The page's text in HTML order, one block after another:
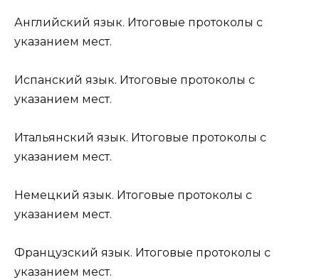
Английский язык. Итоговые протоколы с
указанием мест.
Испанский язык. Итоговые протоколы с
указанием мест.
Итальянский язык. Итоговые протоколы с
указанием мест.
Немецкий язык. Итоговые протоколы с
указанием мест.
Французский язык. Итоговые протоколы с
указанием мест.